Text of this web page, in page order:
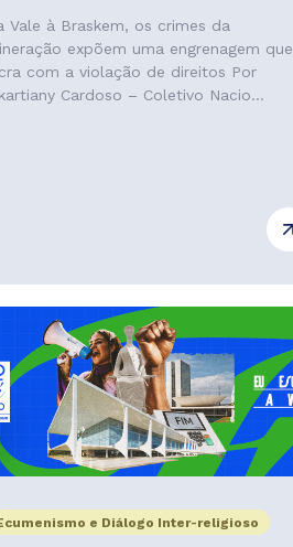
Vale à Braskem, os crimes da
expõem uma engrenagem que
com a violação de direitos Por
Cardoso – Coletivo Nacio...
e Diálogo Inter-religioso